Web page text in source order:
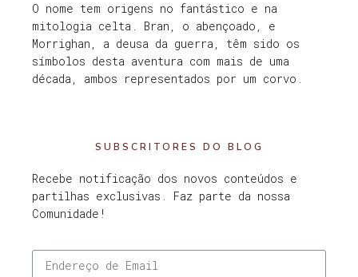
O nome tem origens no fantástico e na
mitologia celta. Bran, o abençoado, e
Morrighan, a deusa da guerra, têm sido os
símbolos desta aventura com mais de uma
década, ambos representados por um corvo.
SUBSCRITORES DO BLOG
Recebe notificação dos novos conteúdos e
partilhas exclusivas. Faz parte da nossa
Comunidade!